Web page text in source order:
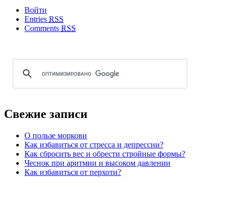
Войти
Entries RSS
Comments RSS
Свежие записи
О пользе моркови
Как избавиться от стресса и депрессии?
Как сбросить вес и обрести стройные формы?
Чеснок при аритмии и высоком давлении
Как избавиться от перхоти?